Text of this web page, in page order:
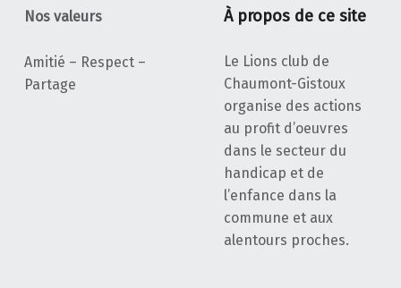
Nos valeurs
Amitié – Respect –
Partage
À propos de ce site
Le Lions club de
Chaumont-Gistoux
organise des actions
au profit d’oeuvres
dans le secteur du
handicap et de
l’enfance dans la
commune et aux
alentours proches.